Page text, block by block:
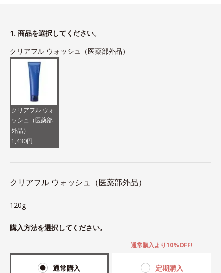
1. 商品を選択してください。
クリアフル ウォッシュ（医薬部外品）
クリアフル ウォ
ッシュ（医薬部
外品）
1,430円
クリアフル ウォッシュ（医薬部外品）
120g
購入方法を選択してください。
通常購入 定期購入
通常購入より10%OFF!